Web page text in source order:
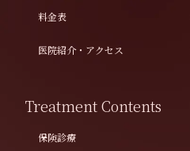
料金表
医院紹介・アクセス
Treatment Contents
保険診療